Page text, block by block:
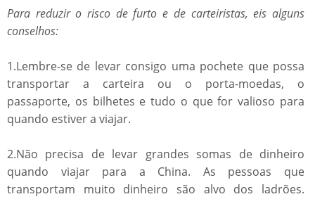
Para reduzir o risco de furto e de carteiristas, eis alguns
conselhos:
1.Lembre-se de levar consigo uma pochete que possa
transportar a carteira ou o porta-moedas, o
passaporte, os bilhetes e tudo o que for valioso para
quando estiver a viajar.
2.Não precisa de levar grandes somas de dinheiro
quando viajar para a China. As pessoas que
transportam muito dinheiro são alvo dos ladrões.